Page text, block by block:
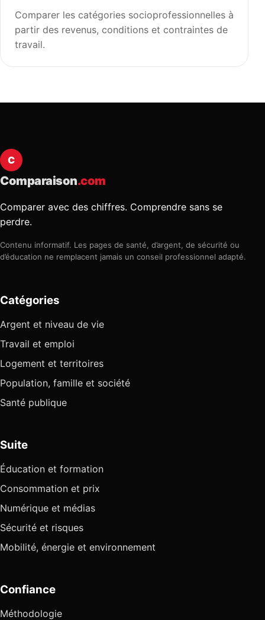
Comparer les catégories socioprofessionnelles à
partir des revenus, conditions et contraintes de
travail.
C
Comparaison.com
Comparer avec des chiffres. Comprendre sans se
perdre.
Contenu informatif. Les pages de santé, d’argent, de sécurité ou
d’éducation ne remplacent jamais un conseil professionnel adapté.
Catégories
Argent et niveau de vie
Travail et emploi
Logement et territoires
Population, famille et société
Santé publique
Suite
Éducation et formation
Consommation et prix
Numérique et médias
Sécurité et risques
Mobilité, énergie et environnement
Confiance
Méthodologie